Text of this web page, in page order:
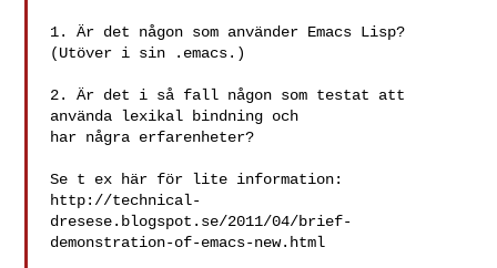
1. Är det någon som använder Emacs Lisp?
(Utöver i sin .emacs.)
2. Är det i så fall någon som testat att
använda lexikal bindning och
har några erfarenheter?
Se t ex här för lite information:
http://technical-
dresese.blogspot.se/2011/04/brief-
demonstration-of-emacs-new.html